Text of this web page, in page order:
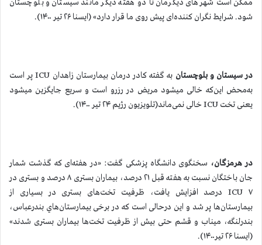
ممکن است شهرهای دیگرمان تا دو هفته دیگر مانند سیستان و بلوچستان
شود. شرایط نگران کننده‌ای پیش روی ما قرار دارد» (ایسنا ۲۶ تیر ۱۴۰۰).
در سیستان و بلوچستان
به گفته کادر درمان بیمارستان زاهدان ICU پر است
به‌محض این‌که خالی میشود مریض در رزرو است و سریع جایگزین میشود
یعنی تخت ICU خالی نمی‌ماند(تلویزیون رژیم ۲۴ تیر ۱۴۰۰).
در هرمزگان، سخنگوی دانشگاه پزشکی گفت: «در هفته‌ای که گذشت شمار
جان باختگان نسبت به هفته قبل ۲۱ درصد، بیماران بستری ۸ درصد و بستری در
ICU ۷ درصد افزایش یافت، ظرفیت تخت‌های بستری در بسیاری از
بیمارستان‌ها پر شد و این درحالی است که در برخی بیمارستان‌هاي بندرعباس،
بندرلنگه، میناب و قشم حتی بیش از ظرفیت تخت‌ها بیماران بستری شدند»
(ایسنا ۲۶ تیر۱۴۰۰).